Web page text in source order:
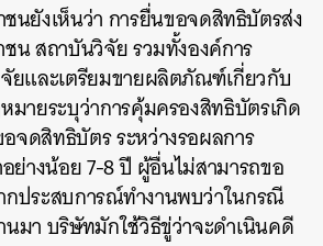
ชนยังเห็นว่า การยื่นขอจดสิทธิบัตรส่ง
น สถาบันวิจัย รวมทั้งองค์การ
ยและเตรียมขายผลิตภัณฑ์เกี่ยวกับ
ายระบุว่าการคุ้มครองสิทธิบัตรเกิด
ดสิทธิบัตร ระหว่างรอผลการ
ย่างน้อย 7-8 ปี ผู้อื่นไม่สามารถขอ
กประสบการณ์ทำงานพบว่าในกรณี
มา บริษัทมักใช้วิธีขู่ว่าจะดำเนินคดี